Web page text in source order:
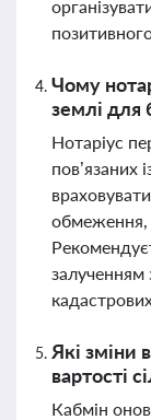
Чому
землі для
Нотаріус
пов’язаних
обмеження,
залученням
Які зміни
вартості
Кабмін